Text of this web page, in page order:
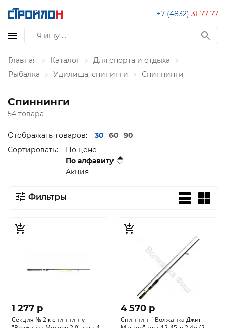
+7 (4832) 31-77-77
Главная Каталог
Для спорта и отдыха
Рыбалка
Удилища, спининги Спиннинги
Спиннинги
54 товара
Отображать товаров: 30 60
90
Сортировать:
По цене
По алфавиту
Акция
Фильтры
1 277 p
Секция № 2 к спиннингу
4 570 p
Спиннинг "Волжанка Джиг-